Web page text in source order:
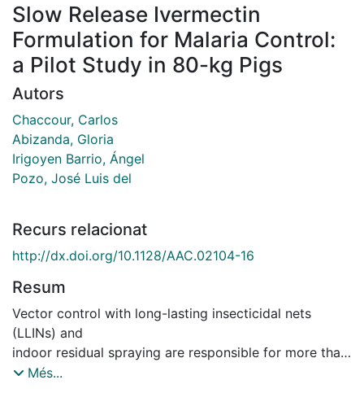
Slow Release Ivermectin
Formulation for Malaria Control:
a Pilot Study in 80-kg Pigs
Autors
Chaccour, Carlos
Abizanda, Gloria
Irigoyen Barrio, Ángel
Pozo, José Luis del
Recurs relacionat
http://dx.doi.org/10.1128/AAC.02104-16
Resum
Vector control with long-lasting insecticidal nets
(LLINs) and
indoor residual spraying are responsible for more than
twoMés...